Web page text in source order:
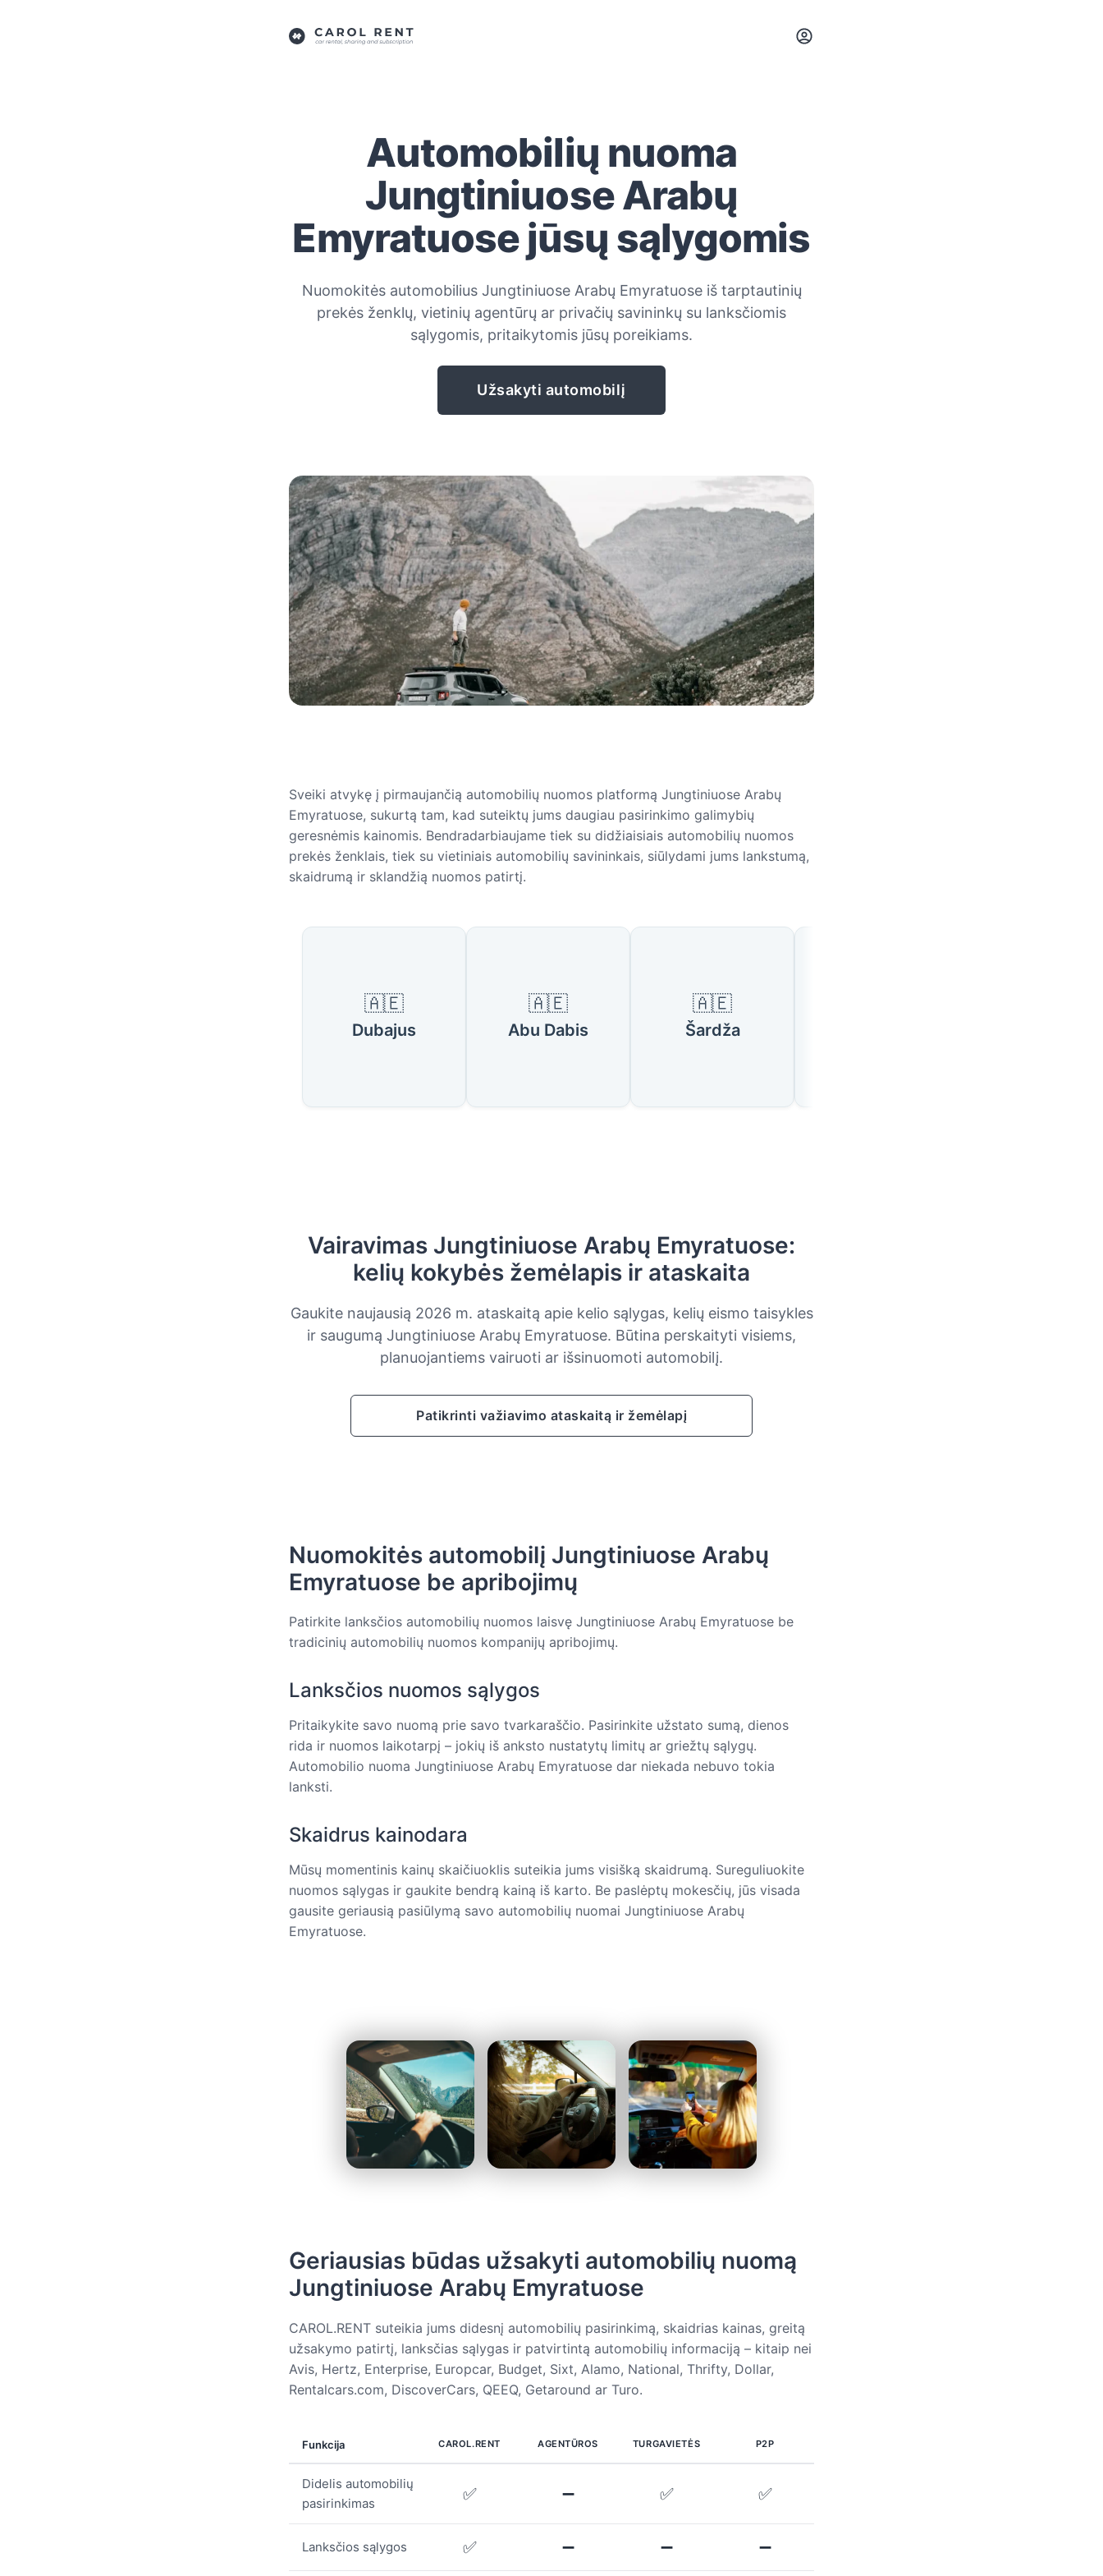
Automobilių nuoma
Jungtiniuose Arabų
Emyratuose jūsų sąlygomis
Nuomokitės automobilius Jungtiniuose Arabų Emyratuose iš tarptautinių
prekės ženklų, vietinių agentūrų ar privačių savininkų su lanksčiomis
sąlygomis, pritaikytomis jūsų poreikiams.
Užsakyti automobilį
Sveiki atvykę į pirmaujančią automobilių nuomos platformą Jungtiniuose Arabų
Emyratuose, sukurtą tam, kad suteiktų jums daugiau pasirinkimo galimybių
geresnėmis kainomis. Bendradarbiaujame tiek su didžiaisiais automobilių nuomos
prekės ženklais, tiek su vietiniais automobilių savininkais, siūlydami jums lankstumą,
skaidrumą ir sklandžią nuomos patirtį.
Populiariausi miestai Jungtiniuose Arabų Emyratuose
🇦🇪
Dubajus
🇦🇪
Abu Dabis
🇦🇪
Šardža
Vairavimas Jungtiniuose Arabų Emyratuose:
kelių kokybės žemėlapis ir ataskaita
Gaukite naujausią 2026 m. ataskaitą apie kelio sąlygas, kelių eismo taisykles
ir saugumą Jungtiniuose Arabų Emyratuose. Būtina perskaityti visiems,
planuojantiems vairuoti ar išsinuomoti automobilį.
Patikrinti važiavimo ataskaitą ir žemėlapį
Nuomokitės automobilį Jungtiniuose Arabų
Emyratuose be apribojimų
Patirkite lanksčios automobilių nuomos laisvę Jungtiniuose Arabų Emyratuose be
tradicinių automobilių nuomos kompanijų apribojimų.
Lanksčios nuomos sąlygos
Pritaikykite savo nuomą prie savo tvarkaraščio. Pasirinkite užstato sumą, dienos
rida ir nuomos laikotarpį – jokių iš anksto nustatytų limitų ar griežtų sąlygų.
Automobilio nuoma Jungtiniuose Arabų Emyratuose dar niekada nebuvo tokia
lanksti.
Skaidrus kainodara
Mūsų momentinis kainų skaičiuoklis suteikia jums visišką skaidrumą. Sureguliuokite
nuomos sąlygas ir gaukite bendrą kainą iš karto. Be paslėptų mokesčių, jūs visada
gausite geriausią pasiūlymą savo automobilių nuomai Jungtiniuose Arabų
Emyratuose.
Geriausias būdas užsakyti automobilių nuomą
Jungtiniuose Arabų Emyratuose
CAROL.RENT suteikia jums didesnį automobilių pasirinkimą, skaidrias kainas, greitą
užsakymo patirtį, lanksčias sąlygas ir patvirtintą automobilių informaciją – kitaip nei
Avis, Hertz, Enterprise, Europcar, Budget, Sixt, Alamo, National, Thrifty, Dollar,
Rentalcars.com, DiscoverCars, QEEQ, Getaround ar Turo.
Funkcija CAROL.RENT AGENTŪROS TURGAVIETĖS P2P
Didelis automobilių
pasirinkimas
✅ ➖ ✅ ✅
Lanksčios sąlygos ✅ ➖ ➖ ➖